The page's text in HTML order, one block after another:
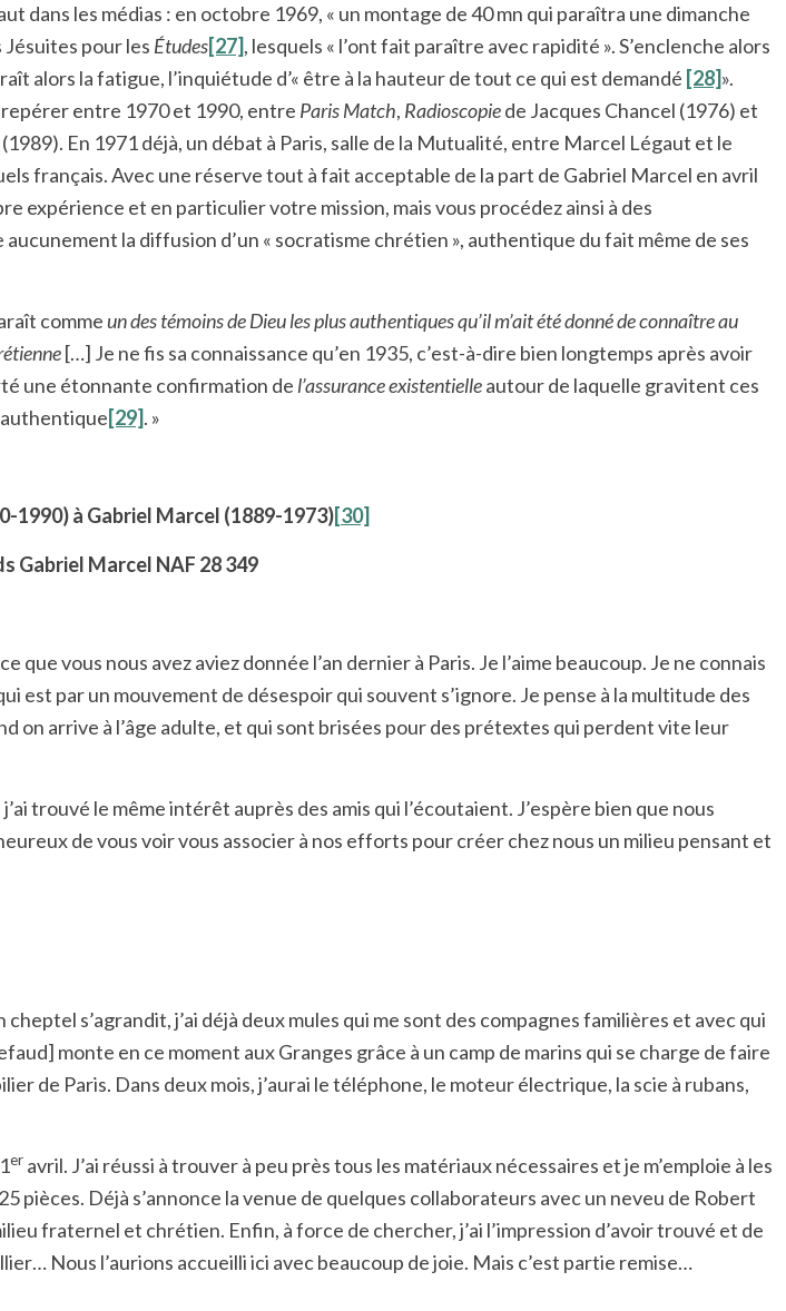
les médias : en octobre 1969, « un montage de 40 mn qui paraîtra une dimanche
Jésuites pour les Études[27], lesquels « l’ont fait paraître avec rapidité ». S’enclenche alors
alors la fatigue, l’inquiétude d’« être à la hauteur de tout ce qui est demandé [28]».
entre 1970 et 1990, entre Paris Match, Radioscopiede Jacques Chancel (1976) et
(1989). En 1971 déjà, un débat à Paris, salle de la Mutualité, entre Marcel Légaut et le
français. Avec une réserve tout à fait acceptable de la part de Gabriel Marcel en avril
expérience et en particulier votre mission, mais vous procédez ainsi à des
la diffusion d’un « socratisme chrétien », authentique du fait même de ses
comme un des témoins de Dieu les plus authentiques qu’il m’ait été donné de connaître au
[…] Je ne fis sa connaissance qu’en 1935, c’est-à-dire bien longtemps après avoir
une étonnante confirmation de l’assurance existentielleautour de laquelle gravitent ces
[29]. »
1990) à Gabriel Marcel (1889-1973)[30]
Gabriel Marcel NAF 28 349
que vous nous avez aviez donnée l’an dernier à Paris. Je l’aime beaucoup. Je ne connais
est par un mouvement de désespoir qui souvent s’ignore. Je pense à la multitude des
arrive à l’âge adulte, et qui sont brisées pour des prétextes qui perdent vite leur
trouvé le même intérêt auprès des amis qui l’écoutaient. J’espère bien que nous
de vous voir vous associer à nos efforts pour créer chez nous un milieu pensant et
s’agrandit, j’ai déjà deux mules qui me sont des compagnes familières et avec qui
monte en ce moment aux Granges grâce à un camp de marins qui se charge de faire
de Paris. Dans deux mois, j’aurai le téléphone, le moteur électrique, la scie à rubans,
er avril. J’ai réussi à trouver à peu près tous les matériaux nécessaires et je m’emploie à les
pièces. Déjà s’annonce la venue de quelques collaborateurs avec un neveu de Robert
fraternel et chrétien. Enfin, à force de chercher, j’ai l’impression d’avoir trouvé et de
Nous l’aurions accueilli ici avec beaucoup de joie. Mais c’est partie remise…